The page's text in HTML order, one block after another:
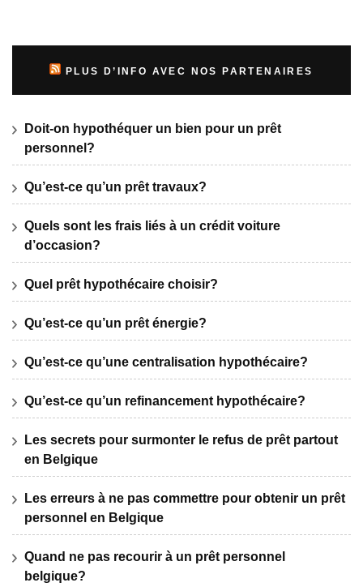
PLUS D’INFO AVEC NOS PARTENAIRES
Doit-on hypothéquer un bien pour un prêt
personnel?
Qu’est-ce qu’un prêt travaux?
Quels sont les frais liés à un crédit voiture
d’occasion?
Quel prêt hypothécaire choisir?
Qu’est-ce qu’un prêt énergie?
Qu’est-ce qu’une centralisation hypothécaire?
Qu’est-ce qu’un refinancement hypothécaire?
Les secrets pour surmonter le refus de prêt partout
en Belgique
Les erreurs à ne pas commettre pour obtenir un prêt
personnel en Belgique
Quand ne pas recourir à un prêt personnel
belgique?